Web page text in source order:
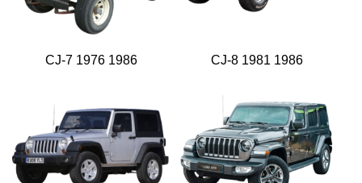
CJ-7 1976 1986 CJ-8 1981 1986